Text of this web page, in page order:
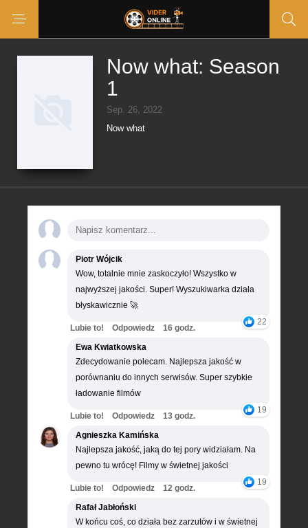
Now what: Season
1
Sep. 26, 2022
Now what
Piotr Wójcik
Wow, totalnie mnie zaskoczyło! Wszystko w
najwyższej jakości. Super! Wyszukiwarka działa
błyskawicznie 🚀
22
Lubie to! Odpowiedz
16 godz.
Ewa Kwiatkowska
Zdecydowanie polecam. Najlepsza jakość w
porównaniu do innych serwisów. Super szybkie
ładowanie filmów
19
Lubie to! Odpowiedz
13 godz.
Agnieszka Kamińska
Najlepsza jakość, jaką do tej pory widziałam. Na
pewno tu wrócę! Filmy w świetnej jakości
19
Lubie to! Odpowiedz
12 godz.
Rafał Jabłoński
W końcu coś, co działa bez zarzutów i w świetnej